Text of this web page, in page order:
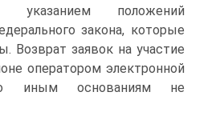
указанием положений
закона, которые
Возврат заявок на участие
оператором электронной
иным основаниям не